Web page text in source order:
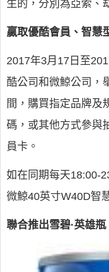
生的，分別為亞索、
贏取優酷會員、智慧
2017年3月17日至
酷公司和微鯨公司，
間，購買指定品牌及
碼，或其他方式參與
員卡。
如在同期每天18:00-
微鯨40英寸W40D智
聯合推出雪碧·英雄瓶